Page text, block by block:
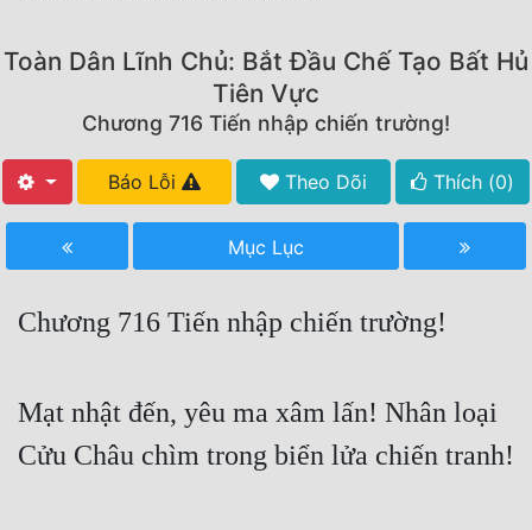
Truyện Mới Ra
Hoàn Thành
Free
Hậu Cung
Truyện Dịch
Truyện Nhập Môn
Toàn Dân Lĩnh Chủ: Bắt Đầu Chế Tạo Bất Hủ
Tiên Vực
Chương 716 Tiến nhập chiến trường!
Báo Lỗi Theo Dõi Thích (0)
Mục Lục
Chương 716 Tiến nhập chiến trường!
Mạt nhật đến, yêu ma xâm lấn! Nhân loại
Cửu Châu chìm trong biển lửa chiến tranh!